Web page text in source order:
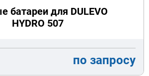
батареи для DULEVO
HYDRO 507
по запросу